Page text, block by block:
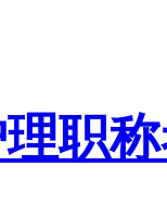
职